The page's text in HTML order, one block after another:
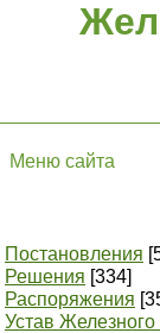
Меню сайта
Постановления
Решения [334]
Распоряжения
Устав Железного